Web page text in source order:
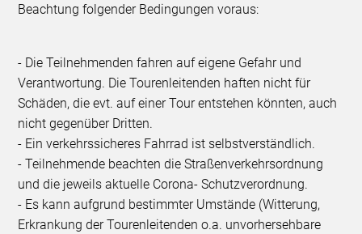
Beachtung folgender Bedingungen voraus:
- Die Teilnehmenden fahren auf eigene Gefahr und
Verantwortung. Die Tourenleitenden haften nicht für
Schäden, die evt. auf einer Tour entstehen könnten, auch
nicht gegenüber Dritten.
- Ein verkehrssicheres Fahrrad ist selbstverständlich.
- Teilnehmende beachten die Straßenverkehrsordnung
und die jeweils aktuelle Corona- Schutzverordnung.
- Es kann aufgrund bestimmter Umstände (Witterung,
Erkrankung der Tourenleitenden o.a. unvorhersehbare